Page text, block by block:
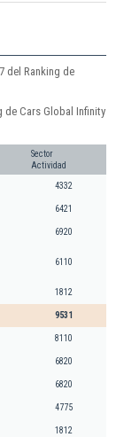
del Ranking de
Cars Global Infinity
Sector
Actividad
4332
6421
6920
6110
1812
9531
8110
6820
6820
4775
1812